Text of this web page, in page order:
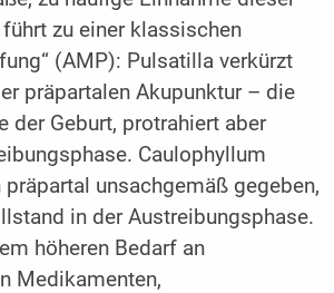
zu einer klassischen
(AMP): Pulsatilla verkürzt
präpartalen Akupunktur – die
der Geburt, protrahiert aber
Caulophyllum
präpartal unsachgemäß gegeben,
in der Austreibungsphase.
höheren Bedarf an
Medikamenten,